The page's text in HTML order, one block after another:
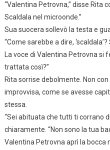
“Valentina Petrovna,” disse Rita
Scaldala nel microonde.”
Sua suocera sollevò la testa e
“Come sarebbe a dire,
La voce di Valentina Petrovna si
trattata così?”
Rita sorrise debolmente. Non
improvvisa, come se avesse
stessa.
“Sei abituata che tutti ti corrano
chiaramente. “Non sono la tua
Valentina Petrovna aprì la bocca